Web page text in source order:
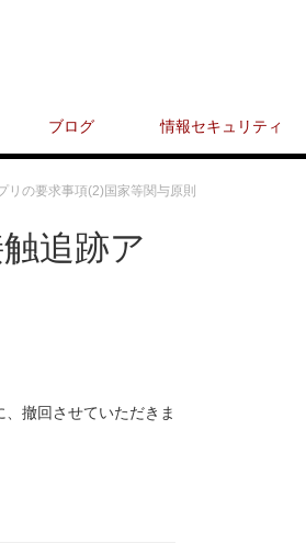
ブログ 情報セキュリティ
の要求事項(2)国家等関与原則
追跡ア
撤回させていただきま